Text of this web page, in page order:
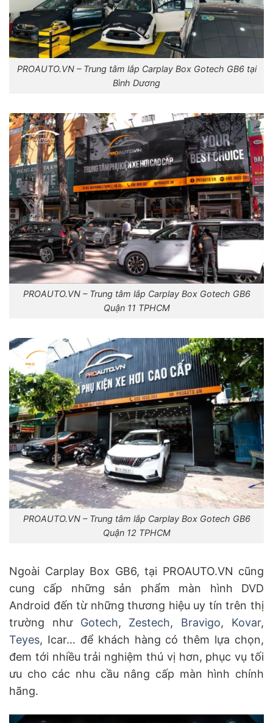
PROAUTO.VN – Trung tâm lắp Carplay Box Gotech GB6 tại
Bình Dương
PROAUTO.VN – Trung tâm lắp Carplay Box Gotech GB6
Quận 11 TPHCM
PROAUTO.VN – Trung tâm lắp Carplay Box Gotech GB6
Quận 12 TPHCM
Ngoài Carplay Box GB6, tại PROAUTO.VN cũng
cung cấp những sản phẩm màn hình DVD
Android đến từ những thương hiệu uy tín trên thị
trường như Gotech, Zestech, Bravigo, Kovar,
Teyes, Icar… để khách hàng có thêm lựa chọn,
đem tới nhiều trải nghiệm thú vị hơn, phục vụ tối
ưu cho các nhu cầu nâng cấp màn hình chính
hãng.